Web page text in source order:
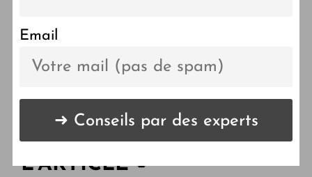
LES POINTS CLÉS DE
L'ARTICLE 🔑
Email